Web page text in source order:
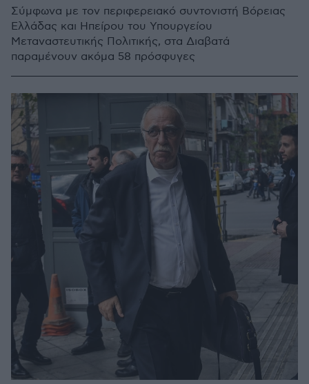
Σύμφωνα με τον περιφερειακό συντονιστή Βόρειας
Ελλάδας και Ηπείρου του Υπουργείου
Μεταναστευτικής Πολιτικής, στα Διαβατά
παραμένουν ακόμα 58 πρόσφυγες